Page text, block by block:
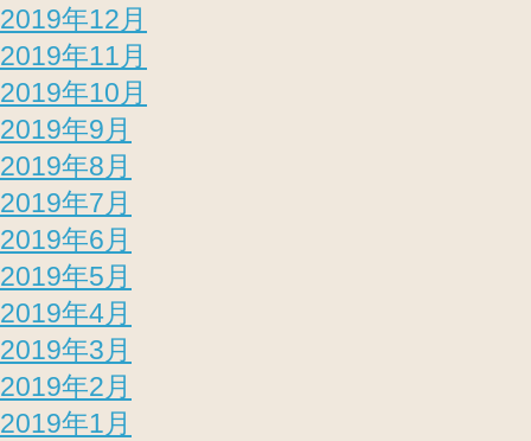
2019年12月
2019年11月
2019年10月
2019年9月
2019年8月
2019年7月
2019年6月
2019年5月
2019年4月
2019年3月
2019年2月
2019年1月